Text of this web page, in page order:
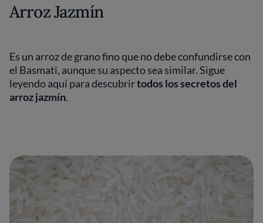
Arroz Jazmín
Es un arroz de grano fino que no debe confundirse con
el Basmati, aunque su aspecto sea similar. Sigue
leyendo aquí para descubrirtodos los secretos del
arroz jazmín.